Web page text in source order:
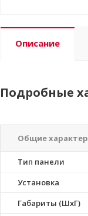
Описание
Подробные
Общие
Тип панели
Установка
Габариты (ШхГ)